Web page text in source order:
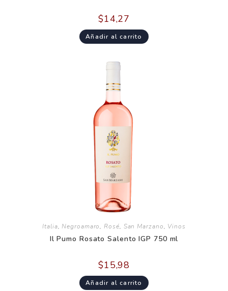
$14,27
Añadir al carrito
Italia,Negroamaro,Rosé, San Marzano, Vinos
Il Pumo Rosato Salento IGP 750 ml
$15,98
Añadir al carrito